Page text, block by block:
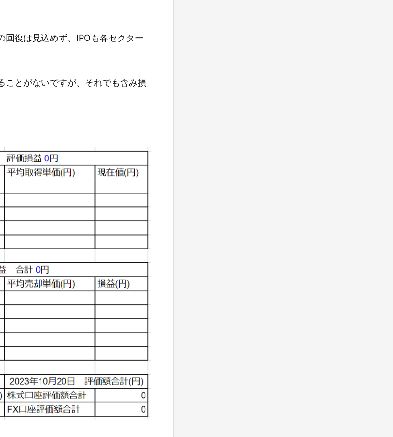
回復は見込めず、IPOも各セクター
ことがないですが、それでも含み損